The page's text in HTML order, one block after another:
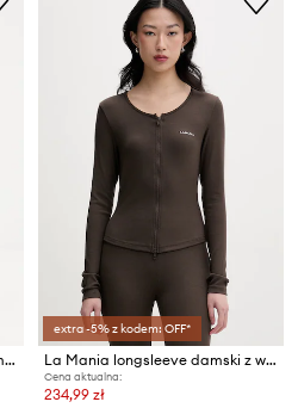
La Mania spodnie dresowe damskie AXEL
extra -5% z kodem: OFF*
La Mania longsleeve damski z wiskozą VIRGINA
Cena aktualna:
234,99 zł